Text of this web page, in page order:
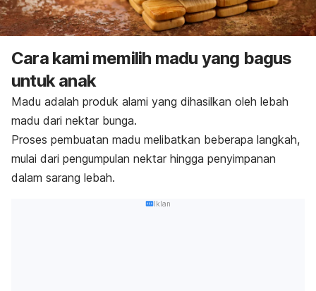
Cara kami memilih madu yang bagus
untuk anak
Madu adalah produk alami yang dihasilkan oleh lebah
madu dari nektar bunga.
Proses pembuatan madu melibatkan beberapa langkah,
mulai dari pengumpulan nektar hingga penyimpanan
dalam sarang lebah.
Iklan